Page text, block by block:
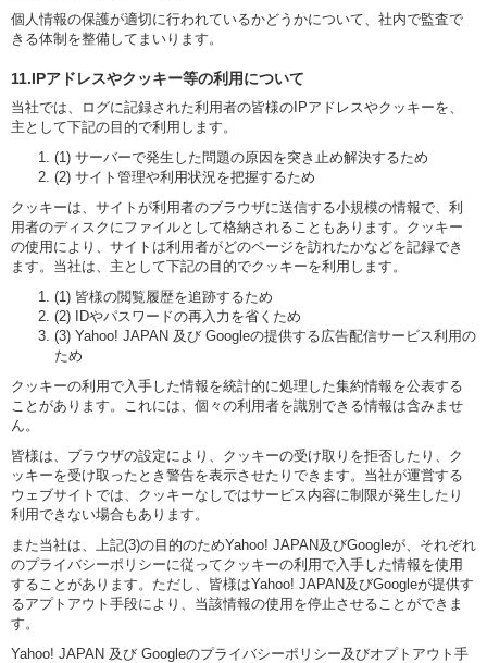
個人情報の保護が適切に行われているかどうかについて、社内で監査で
きる体制を整備してまいります。
11.IPアドレスやクッキー等の利用について
当社では、ログに記録された利用者の皆様のIPアドレスやクッキーを、
主として下記の目的で利用します。
(1) サーバーで発生した問題の原因を突き止め解決するため
(2) サイト管理や利用状況を把握するため
クッキーは、サイトが利用者のブラウザに送信する小規模の情報で、利
用者のディスクにファイルとして格納されることもあります。クッキー
の使用により、サイトは利用者がどのページを訪れたかなどを記録でき
ます。当社は、主として下記の目的でクッキーを利用します。
(1) 皆様の閲覧履歴を追跡するため
(2) IDやパスワードの再入力を省くため
(3) Yahoo! JAPAN 及び Googleの提供する広告配信サービス利用の
ため
クッキーの利用で入手した情報を統計的に処理した集約情報を公表する
ことがあります。これには、個々の利用者を識別できる情報は含みませ
ん。
皆様は、ブラウザの設定により、クッキーの受け取りを拒否したり、ク
ッキーを受け取ったとき警告を表示させたりできます。当社が運営する
ウェブサイトでは、クッキーなしではサービス内容に制限が発生したり
利用できない場合もあります。
また当社は、上記(3)の目的のためYahoo! JAPAN及びGoogleが、それぞれ
のプライバシーポリシーに従ってクッキーの利用で入手した情報を使用
することがあります。ただし、皆様はYahoo! JAPAN及びGoogleが提供す
るアプトアウト手段により、当該情報の使用を停止させることができま
す。
Yahoo! JAPAN 及び Googleのプライバシーポリシー及びオプトアウト手